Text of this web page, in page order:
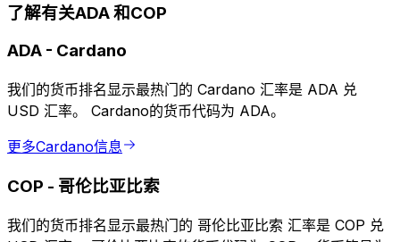
了解有关ADA 和COP
ADA - Cardano
我们的货币排名显示最热门的 Cardano 汇率是 ADA 兑
USD 汇率。 Cardano的货币代码为 ADA。
更多Cardano信息
COP - 哥伦比亚比索
我们的货币排名显示最热门的 哥伦比亚比索 汇率是 COP 兑